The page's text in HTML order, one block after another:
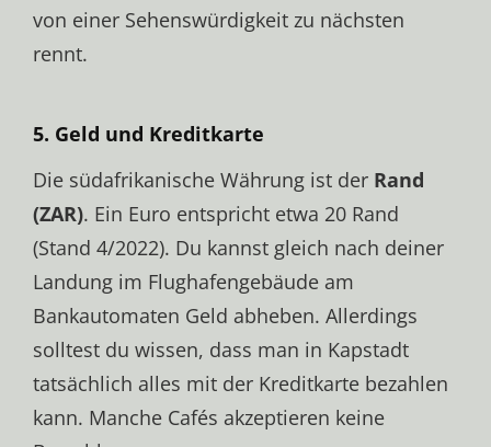
von einer Sehenswürdigkeit zu nächsten
rennt.
5. Geld und Kreditkarte
Die südafrikanische Währung ist der Rand
(ZAR). Ein Euro entspricht etwa 20 Rand
(Stand 4/2022). Du kannst gleich nach deiner
Landung im Flughafengebäude am
Bankautomaten Geld abheben. Allerdings
solltest du wissen, dass man in Kapstadt
tatsächlich alles mit der Kreditkarte bezahlen
kann. Manche Cafés akzeptieren keine